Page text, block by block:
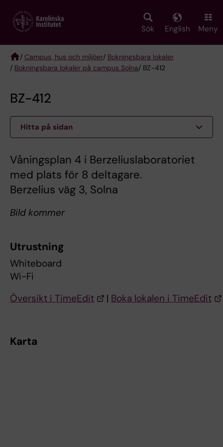
main
Sök English Meny
Breadcrumb
/ Campus, hus och miljöer/ Bokningsbara lokaler
/ Bokningsbara lokaler på campus Solna/ BZ-412
BZ-412
Hitta på sidan
Våningsplan 4 i Berzeliuslaboratoriet
med plats för 8 deltagare.
Berzelius väg 3, Solna
Bild kommer
Utrustning
Whiteboard
Wi-Fi
Översikt i TimeEdit
| Boka lokalen i TimeEdit
Karta